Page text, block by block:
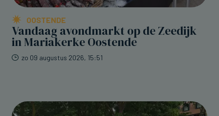
OOSTENDE
Vandaag avondmarkt op de Zeedijk
in Mariakerke Oostende
zo 09 augustus 2026, 15:51